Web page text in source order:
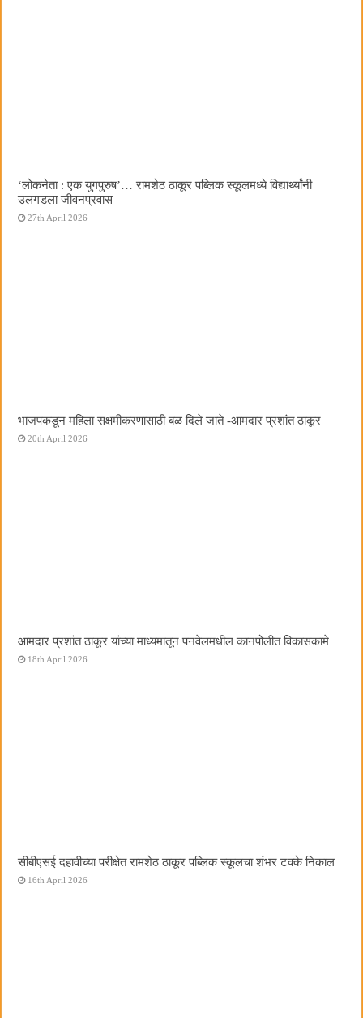
‌‘लोकनेता : एक युगपुरुष‌’… रामशेठ ठाकूर पब्लिक स्कूलमध्ये विद्यार्थ्यांनी
उलगडला जीवनप्रवास
27th April 2026
भाजपकडून महिला सक्षमीकरणासाठी बळ दिले जाते -आमदार प्रशांत ठाकूर
20th April 2026
आमदार प्रशांत ठाकूर यांच्या माध्यमातून पनवेलमधील कानपोलीत विकासकामे
18th April 2026
सीबीएसई दहावीच्या परीक्षेत रामशेठ ठाकूर पब्लिक स्कूलचा शंभर टक्के निकाल
16th April 2026